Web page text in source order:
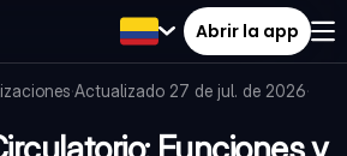
Abrir la app
·Actualizado 27 de jul. de 2026·